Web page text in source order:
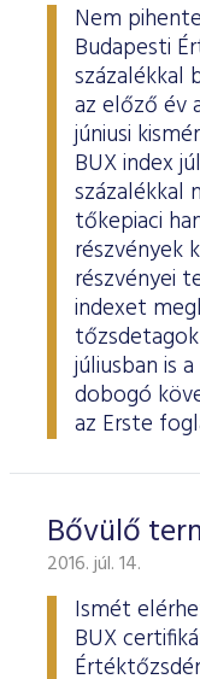
Nem
Budapesti
százalékkal
az előző év
júniusi
BUX index
százalékkal
tőkepiaci
részvények
részvényei
indexet
júliusban is
dobogó
az Erste
Bővülő
2016. júl. 14.
Ismét
BUX